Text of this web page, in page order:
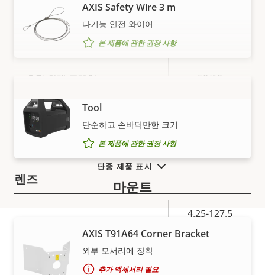
비디오
명
성
최대 비디오 해상도
초당 최대 프레임 50/60
주야간 기능
흔들림 보정(EIS)
렌즈
설
값
4.25-127.5
mm
수평 화각
AXIS Safety Wire 3 m
다기능 안전 와이어
본 제품에 관한 권장 사항
Tool
단순하고 손바닥만한 크기
본 제품에 관한 권장 사항
마운트
AXIS T91A64 Corner Bracket
외부 모서리에 장착
추가 액세서리 필요
단종 제품 표시
보증